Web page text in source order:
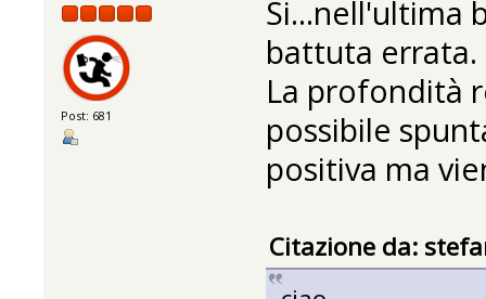
Post: 681
Si...nell'ultima
battuta errata.
La profondità
possibile
positiva ma
Citazione da: